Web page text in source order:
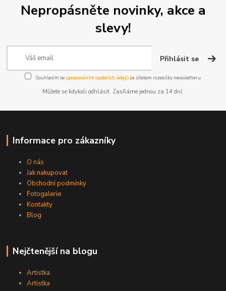
Nepropásněte novinky, akce a
slevy!
Přihlásit se
Souhlasím se zpracováním osobních údajůza účelem rozesílky newsletteru.
Můžete se kdykoli odhlásit. Zasíláme jednou za 14 dní.
Informace pro zákazníky
O nás
Jak nakupovat
Obchodní podmínky
Fotogalerie
Kontakty
Blog
Nejčtenější na blogu
Artistka
Artistka